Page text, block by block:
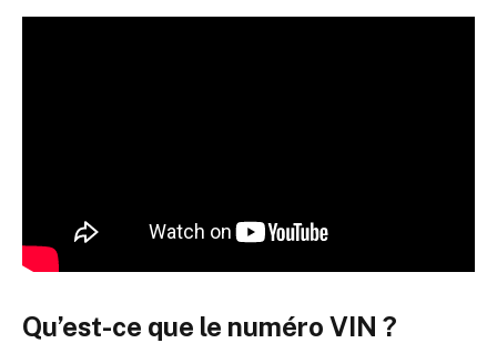
Qu’est-ce que le numéro VIN ?